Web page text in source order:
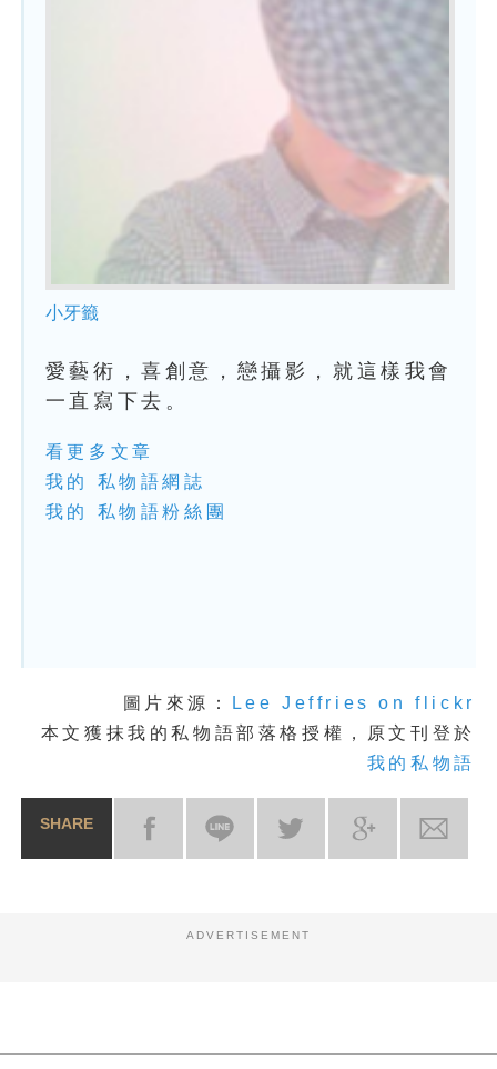
小牙籤
愛藝術，喜創意，戀攝影，就這樣我會
一直寫下去。
看更多文章
我的 私物語網誌
我的 私物語粉絲團
圖片來源：
Lee Jeffries on flickr
本文獲抹我的私物語部落格授權，原文刊登於
我的私物語
SHARE
ADVERTISEMENT